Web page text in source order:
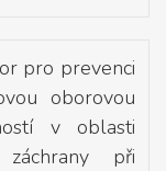
pro prevenci
oborovou
v oblasti
při